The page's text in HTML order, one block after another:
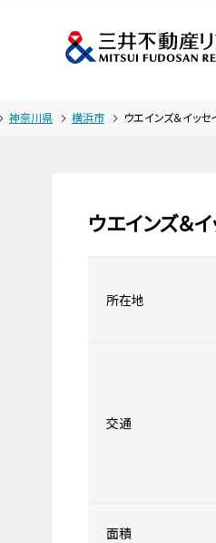
神奈川県 横浜市 ウエインズ＆イッ
ウエインズ＆
所在地
交通
面積